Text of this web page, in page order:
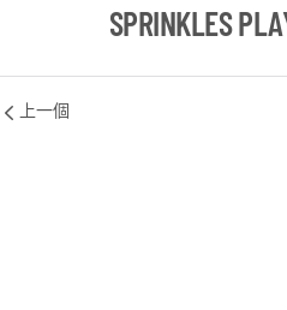
SPRINKLES
上一個